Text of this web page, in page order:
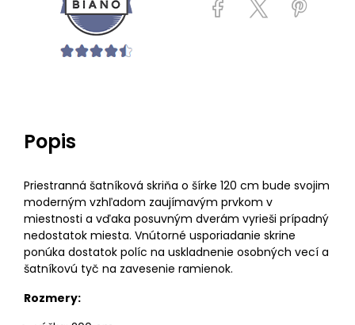
Popis
Priestranná šatníková skriňa o šírke 120 cm bude svojim
moderným vzhľadom zaujímavým prvkom v
miestnosti a vďaka posuvným dverám vyrieši prípadný
nedostatok miesta. Vnútorné usporiadanie skrine
ponúka dostatok políc na uskladnenie osobných vecí a
šatníkovú tyč na zavesenie ramienok.
Rozmery: